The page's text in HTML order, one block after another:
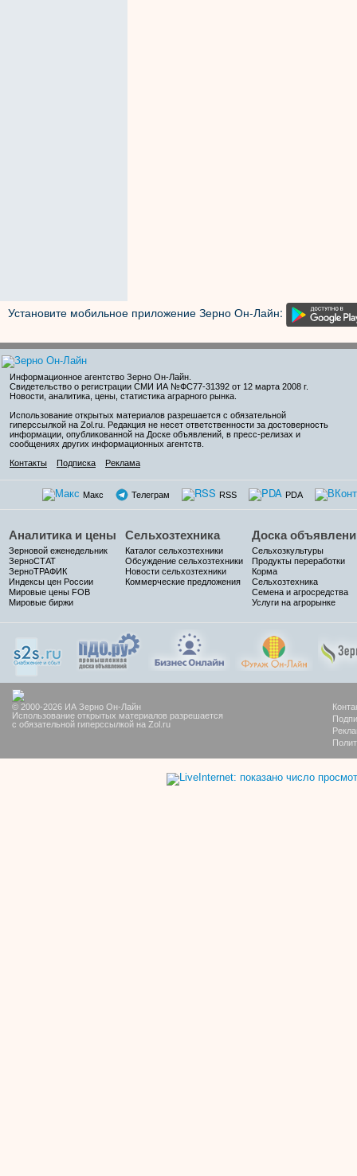
Установите мобильное приложение Зерно Он-Лайн:
Информационное агентство Зерно Он-Лайн
Свидетельство о регистрации СМИ ИА №ФС77-31392 от 12 марта 2008 г.
Новости, аналитика, цены, статистика аграрного рынка.
Использование открытых материалов разрешается с обязательной
гиперссылкой на Zol.ru. Редакция не несет ответственности за достоверность
информации, опубликованной на Доске объявлений, в пресс-релизах и
сообщениях других информационных агентств.
Контакты
Подписка Реклама
Макс Телеграм RSS PDA
Аналитика и цены
Зерновой еженедельник
ЗерноСТАТ
ЗерноТРАФИК
Индексы цен России
Мировые цены FOB
Мировые биржи
Сельхозтехника
Каталог сельхозтехники
Обсуждение сельхозтехники
Новости сельхозтехники
Коммерческие предложения
Доска
Сельхозкультуры
Продукты переработки
Корма
Сельхозтехника
Семена и агросредства
Услуги на агрорынке
© 2000-2026 ИА Зерно Он-Лайн
Использование открытых материалов разрешается
с обязательной гиперссылкой на Zol.ru